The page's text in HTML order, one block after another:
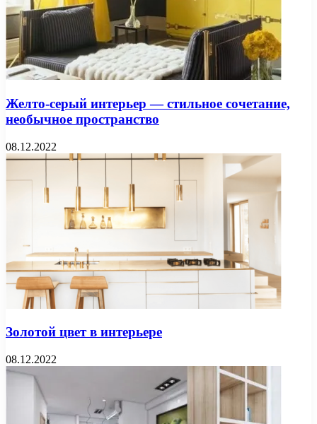
Желто-серый интерьер — стильное сочетание,
необычное пространство
08.12.2022
Золотой цвет в интерьере
08.12.2022